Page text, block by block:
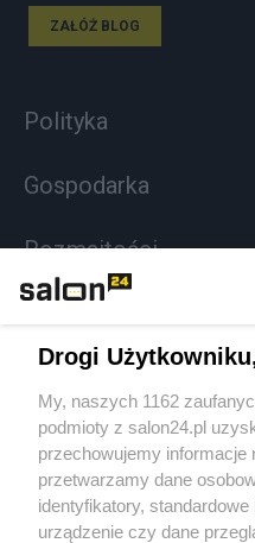
ZAŁÓŻ BLOG
Polityka
Gospodarka
Rozmaitości
Sport
Społeczeństwo
Kultura
Drogi
My, naszych 1162
podmioty z salon24.pl
przechowujemy informacje
przetwarzamy dane
identyfikatory,
urządzenie czy dane